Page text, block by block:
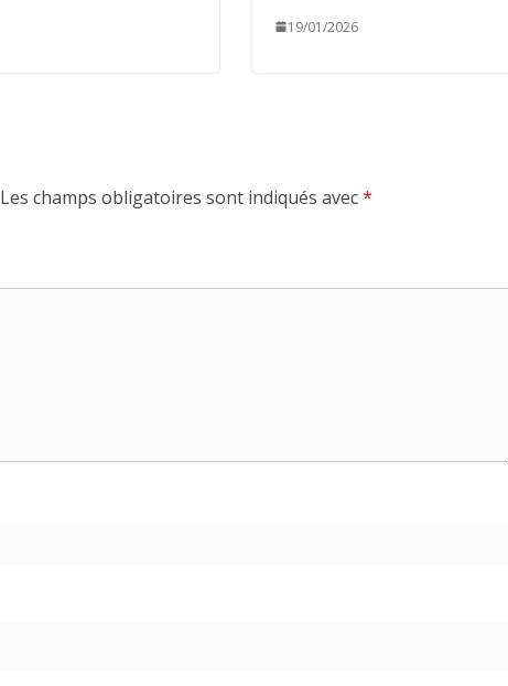
19/01/2026
Les champs obligatoires sont indiqués avec*